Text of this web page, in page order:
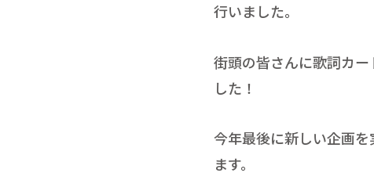
行いました。
街頭の皆さんに歌詞カ
した！
今年最後に新しい企画
ます。